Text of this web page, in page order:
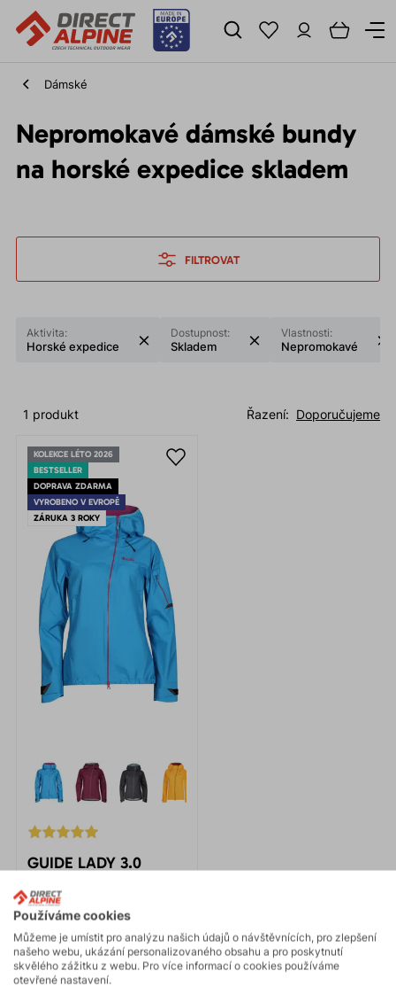
Dámské
Nepromokavé dámské bundy
na horské expedice skladem
FILTROVAT
Aktivita:
Horské expedice
Dostupnost:
Skladem
Vlastnosti:
Nepromokavé
Doporučujeme
Řazení:
1 produkt
KOLEKCE LÉTO 2026
BESTSELLER
DOPRAVA ZDARMA
VYROBENO V EVROPĚ
ZÁRUKA 3 ROKY
GUIDE LADY 3.0
10 490 Kč
Lehká a technická bunda
navržena pro aktivní ženy,
které hledají výzvy v horách.
Membrána Gelantos vás
ochrání proti nepříznivým
Používáme cookies
Můžeme je umístit pro analýzu našich údajů o návštěvnících, pro zlepšení
našeho webu, ukázání personalizovaného obsahu a pro poskytnutí
skvělého zážitku z webu. Pro více informací o cookies používáme
otevřené nastavení.